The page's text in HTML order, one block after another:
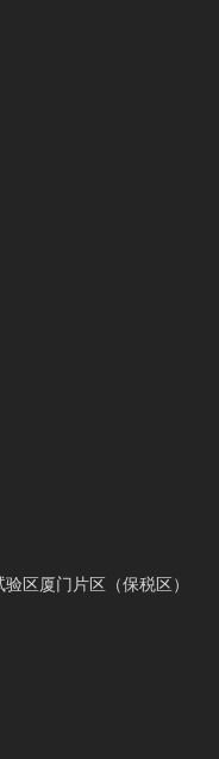
区厦门片区（保税区）